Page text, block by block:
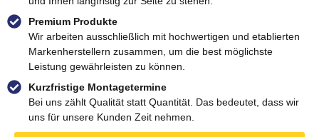
Premium Produkte
Wir arbeiten ausschließlich mit hochwertigen und etablierten
Markenherstellern zusammen, um die best möglichste
Leistung gewährleisten zu können.
Kurzfristige Montagetermine
Bei uns zählt Qualität statt Quantität. Das bedeutet, dass wir
uns für unsere Kunden Zeit nehmen.